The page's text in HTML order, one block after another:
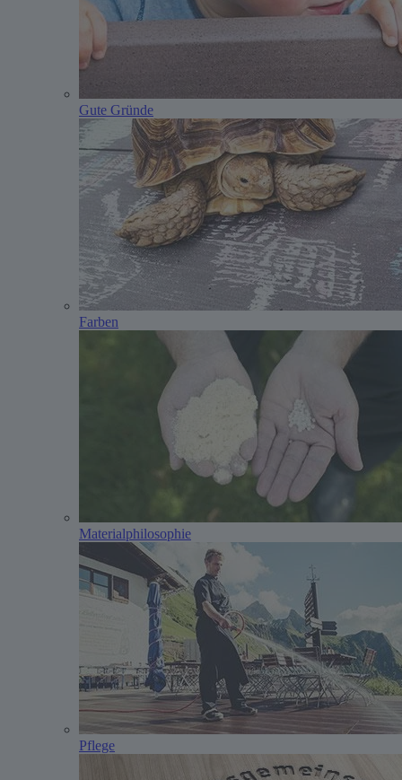
Gute Gründe
Farben
Materialphilosophie
Pflege